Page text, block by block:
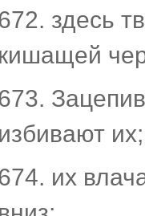
здесь
кишащей
избивают их;
их